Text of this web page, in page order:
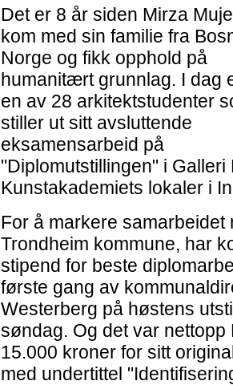
Det er 8 år siden Mirza
kom med sin familie fra
Norge og fikk opphold på
humanitært grunnlag. I dag
en av 28 arkitektstudenter
stiller ut sitt avsluttende
eksamensarbeid på
"Diplomutstillingen" i Galleri
Kunstakademiets lokaler i
For å markere samarbeidet
Trondheim kommune, har
stipend for beste
første gang av
Westerberg på høstens
søndag. Og det var
15.000 kroner for sitt
med undertittel